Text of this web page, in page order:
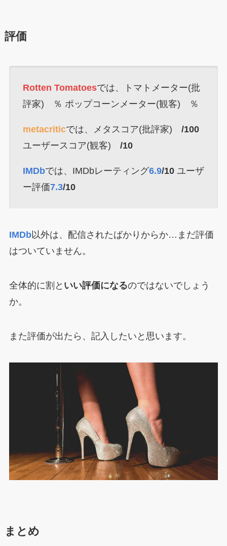
評価
Rotten Tomatoesでは、トマトメーター(批
評家) ％ ポップコーンメーター(観客) ％
metacriticでは、メタスコア(批評家) /100
ユーザースコア(観客) /10
IMDbでは、IMDbレーティング6.9/10ユーザ
ー評価7.3/10
IMDb以外は、配信されたばかりからか…まだ評価
はついていません。
全体的に割と いい評価になるのではないでしょう
か。
また評価が出たら、記入したいと思います。
まとめ